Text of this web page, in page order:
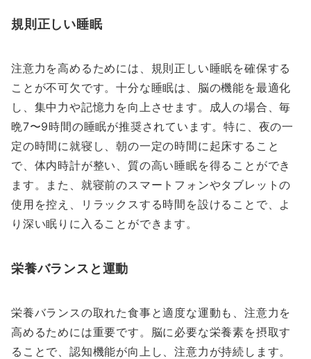
規則正しい睡眠
注意力を高めるためには、規則正しい睡眠を確保する
ことが不可欠です。十分な睡眠は、脳の機能を最適化
し、集中力や記憶力を向上させます。成人の場合、毎
晩7〜9時間の睡眠が推奨されています。特に、夜の一
定の時間に就寝し、朝の一定の時間に起床すること
で、体内時計が整い、質の高い睡眠を得ることができ
ます。また、就寝前のスマートフォンやタブレットの
使用を控え、リラックスする時間を設けることで、よ
り深い眠りに入ることができます。
栄養バランスと運動
栄養バランスの取れた食事と適度な運動も、注意力を
高めるためには重要です。脳に必要な栄養素を摂取す
ることで、認知機能が向上し、注意力が持続します。